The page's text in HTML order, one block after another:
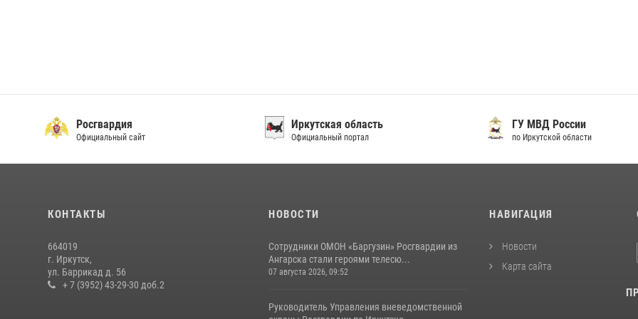
Росгвардия
Официальный сайт
Иркутская область
Официальный портал
ГУ МВД России
по Иркутской области
КОНТАКТЫ
664019
г. Иркутск,
ул. Баррикад д. 56
+ 7 (3952) 43-29-30 доб.2
НОВОСТИ
Сотрудники ОМОН «Баргузин» Росгвардии из
Ангарска стали героями телесю...
07 августа 2026, 09:52
Руководитель Управления вневедомственной
НАВИГАЦИЯ
Новости
Карта сайта